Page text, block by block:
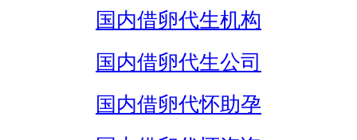
国内借卵代生机构
国内借卵代生公司
国内借卵代怀助孕